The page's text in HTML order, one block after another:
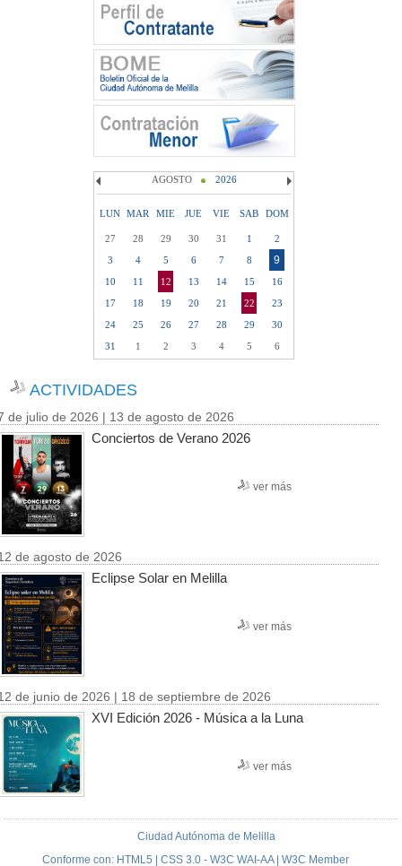
AGOSTO 2026
LUN MAR MIE JUE VIE SAB DOM
27 28 29 30 31 1
2
3
4 5 6 7 8 9
10 11 12 13 14 15
16
17
18 19 20 21 22
23
24
25 26 27 28 29
30
31
1 2 3 4 5 6
ACTIVIDADES
de julio de 2026 | 13 de agosto de 2026
Conciertos de Verano 2026
ver más
de agosto de 2026
Eclipse Solar en Melilla
ver más
de junio de 2026 | 18 de septiembre de 2026
XVI Edición 2026 - Música a la Luna
ver más
Ciudad Autónoma de Melilla
Conforme con: HTML5 | CSS 3.0 - W3C WAI-AA | W3C Member